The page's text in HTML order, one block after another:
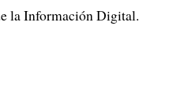
la Información Digital.